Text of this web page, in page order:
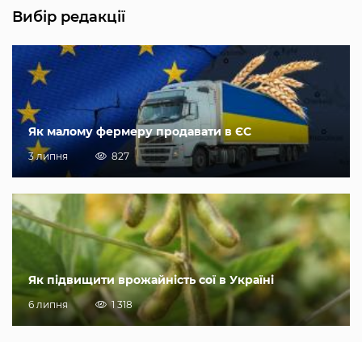
Вибір редакції
Як малому фермеру продавати в ЄС
3 липня 827
Як підвищити врожайність сої в Україні
6 липня 1 318